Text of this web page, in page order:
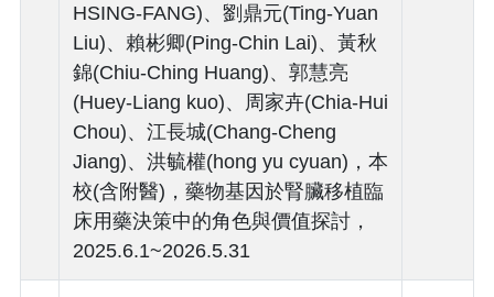
HSING-FANG)、劉鼎元(Ting-Yuan
Liu)、賴彬卿(Ping-Chin Lai)、黃秋
錦(Chiu-Ching Huang)、郭慧亮
(Huey-Liang kuo)、周家卉(Chia-Hui
Chou)、江長城(Chang-Cheng
Jiang)、洪毓權(hong yu cyuan)，本
校(含附醫)，藥物基因於腎臟移植臨
床用藥決策中的角色與價值探討，
2025.6.1~2026.5.31